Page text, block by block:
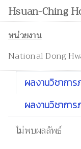
Hsuan-Ching
หน่วยงาน
National Dong
ผลงานวิชาการ
ผลงานวิชาการ
ไม่พบผลลัพธ์